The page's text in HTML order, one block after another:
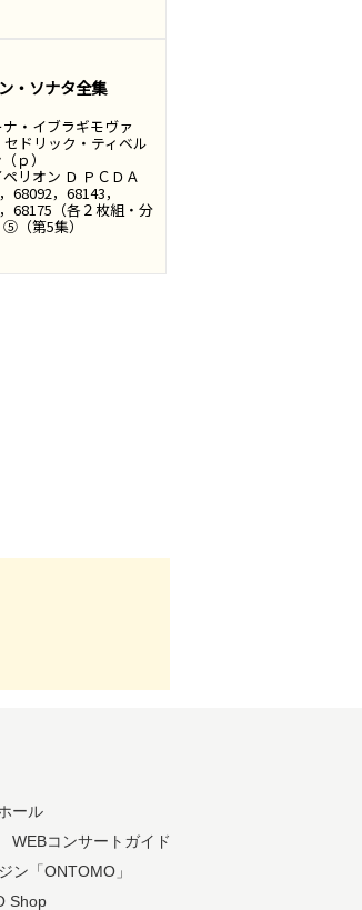
・ソナタ全集
・イブラギモヴァ
セドリック・ティベル
ｐ）
ペリオン Ｄ ＰＣＤＡ
68092，68143，
68175（各２枚組・分
（第5集）
ール
コンサートガイド
ン「ONTOMO」
Shop